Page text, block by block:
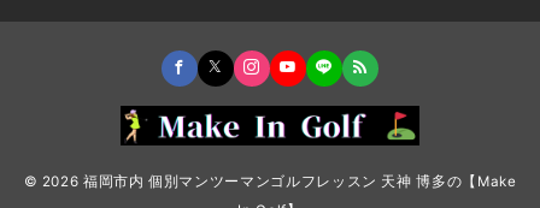
© 2026 福岡市内 個別マンツーマンゴルフレッスン 天神 博多の【Make